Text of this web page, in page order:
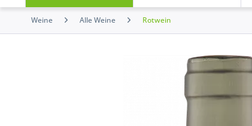
Weine Alle Weine Rotwein